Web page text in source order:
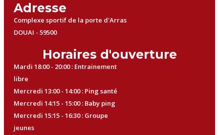
Adresse
Complexe sportif de la porte d'Arras
DOUAI - 59500
Horaires d'ouverture
Mardi 18:00 - 20:00 : Entrainement
libre
Mercredi 13:00 - 14:00 : Ping santé
Mercredi 14:15 - 15:00 : Baby ping
Mercredi 15:15 - 16:30 : Groupe
jeunes